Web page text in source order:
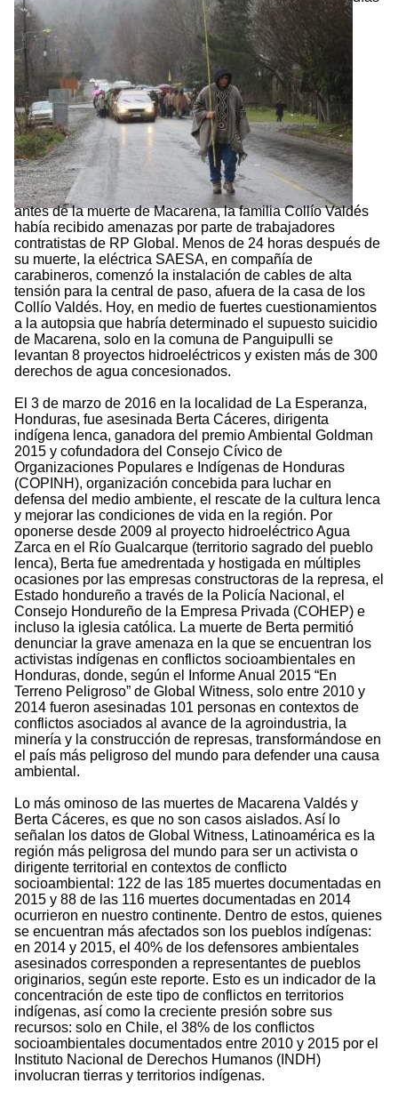
antes de la muerte de Macarena, la familia Collío Valdés
había recibido amenazas por parte de trabajadores
contratistas de RP Global. Menos de 24 horas después de
su muerte, la eléctrica SAESA, en compañía de
carabineros, comenzó la instalación de cables de alta
tensión para la central de paso, afuera de la casa de los
Collío Valdés. Hoy, en medio de fuertes cuestionamientos
a la autopsia que habría determinado el supuesto suicidio
de Macarena, solo en la comuna de Panguipulli se
levantan 8 proyectos hidroeléctricos y existen más de 300
derechos de agua concesionados.
El 3 de marzo de 2016 en la localidad de La Esperanza,
Honduras, fue asesinada Berta Cáceres, dirigenta
indígena lenca, ganadora del premio Ambiental Goldman
2015 y cofundadora del Consejo Cívico de
Organizaciones Populares e Indígenas de Honduras
(COPINH), organización concebida para luchar en
defensa del medio ambiente, el rescate de la cultura lenca
y mejorar las condiciones de vida en la región. Por
oponerse desde 2009 al proyecto hidroeléctrico Agua
Zarca en el Río Gualcarque (territorio sagrado del pueblo
lenca), Berta fue amedrentada y hostigada en múltiples
ocasiones por las empresas constructoras de la represa, el
Estado hondureño a través de la Policía Nacional, el
Consejo Hondureño de la Empresa Privada (COHEP) e
incluso la iglesia católica. La muerte de Berta permitió
denunciar la grave amenaza en la que se encuentran los
activistas indígenas en conflictos socioambientales en
Honduras, donde, según el Informe Anual 2015 “En
Terreno Peligroso” de Global Witness, solo entre 2010 y
2014 fueron asesinadas 101 personas en contextos de
conflictos asociados al avance de la agroindustria, la
minería y la construcción de represas, transformándose en
el país más peligroso del mundo para defender una causa
ambiental.
Lo más ominoso de las muertes de Macarena Valdés y
Berta Cáceres, es que no son casos aislados. Así lo
señalan los datos de Global Witness, Latinoamérica es la
región más peligrosa del mundo para ser un activista o
dirigente territorial en contextos de conflicto
socioambiental: 122 de las 185 muertes documentadas en
2015 y 88 de las 116 muertes documentadas en 2014
ocurrieron en nuestro continente. Dentro de estos, quienes
se encuentran más afectados son los pueblos indígenas:
en 2014 y 2015, el 40% de los defensores ambientales
asesinados corresponden a representantes de pueblos
originarios, según este reporte. Esto es un indicador de la
concentración de este tipo de conflictos en territorios
indígenas, así como la creciente presión sobre sus
recursos: solo en Chile, el 38% de los conflictos
socioambientales documentados entre 2010 y 2015 por el
Instituto Nacional de Derechos Humanos (INDH)
involucran tierras y territorios indígenas.